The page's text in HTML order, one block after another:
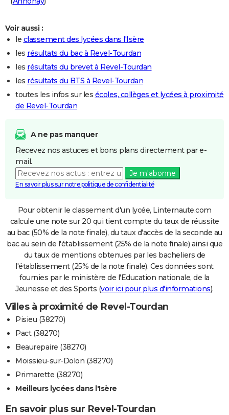
Voir aussi :
le classement des lycées dans l'Isère
les résultats du bac à Revel-Tourdan
les résultats du brevet à Revel-Tourdan
les résultats du BTS à Revel-Tourdan
toutes les infos sur les écoles, collèges et lycées à proximité
de Revel-Tourdan
A ne pas manquer
Recevez nos astuces et bons plans directement par e-
mail.
Je m'abonne
En savoir plus sur notre politique de confidentialité
Pour obtenir le classement d'un lycée, Linternaute.com
calcule une note sur 20 qui tient compte du taux de réussite
au bac (50% de la note finale), du taux d'accès de la seconde au
bac au sein de l'établissement (25% de la note finale) ainsi que
du taux de mentions obtenues par les bacheliers de
l'établissement (25% de la note finale). Ces données sont
fournies par le ministère de l'Education nationale, de la
Jeunesse et des Sports (voir ici pour plus d'informations).
Villes à proximité de Revel-Tourdan
Pisieu (38270)
Pact (38270)
Beaurepaire (38270)
Moissieu-sur-Dolon (38270)
Primarette (38270)
Meilleurs lycées dans l'Isère
En savoir plus sur Revel-Tourdan